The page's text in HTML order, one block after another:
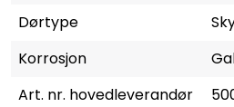
Dørtype
Korrosjon
Art. nr. hovedleverandør